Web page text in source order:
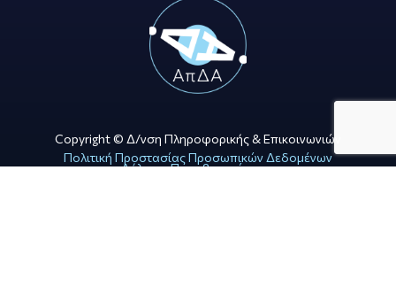
Copyright © Δ/νση Πληροφορικής & Επικοινωνιών
Πολιτική Προστασίας Προσωπικών Δεδομένων
Δήλωση Προσβασιμότητας